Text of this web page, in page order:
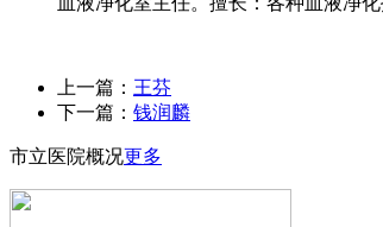
上一篇： 王芬
下一篇： 钱润麟
市立医院概况更多